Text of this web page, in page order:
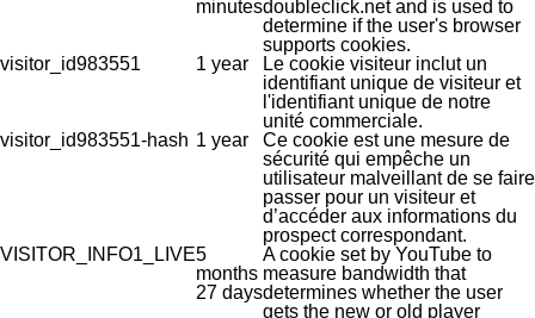
minutesdoubleclick.net and is used to
determine if the user's browser
supports cookies.
visitor_id983551
1 year
Le cookie visiteur inclut un
identifiant unique de visiteur et
l'identifiant unique de notre
unité commerciale.
visitor_id983551-hash 1 year
Ce cookie est une mesure de
sécurité qui empêche un
utilisateur malveillant de se faire
passer pour un visiteur et
d’accéder aux informations du
prospect correspondant.
VISITOR_INFO1_LIVE5
months
27 days
A cookie set by YouTube to
measure bandwidth that
determines whether the user
gets the new or old player